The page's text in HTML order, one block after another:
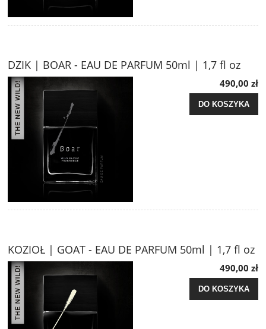
DZIK | BOAR - EAU DE PARFUM 50ml | 1,7 fl oz
490,00 zł
DO KOSZYKA
KOZIOŁ | GOAT - EAU DE PARFUM 50ml | 1,7 fl oz
490,00 zł
DO KOSZYKA